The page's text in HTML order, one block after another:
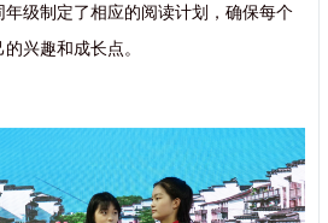
级制定了相应的阅读计划，确保每个
兴趣和成长点。